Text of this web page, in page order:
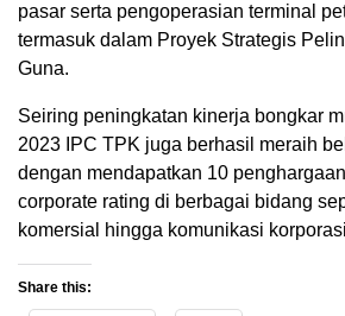
pasar serta pengoperasian terminal
termasuk dalam Proyek Strategis
Guna.
Seiring peningkatan kinerja bongkar
2023 IPC TPK juga berhasil meraih
dengan mendapatkan 10
corporate rating di berbagai bidang
komersial hingga komunikasi
Share this: